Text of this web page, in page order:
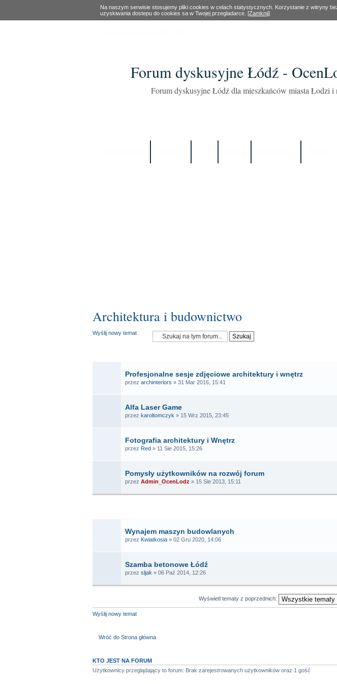
Na naszym serwisie stosujemy pliki cookies w celach statystycznych. Korzystanie z witryny
uzyskiwania dostepu do cookies sa w Twojej przegladarce. [Zamknij]
Forum dyskusyjne Łódź -
Forum dyskusyjne Łódź dla mieszkańców miasta Łodzi
Architektura i budownictwo
Wyślij nowy temat
Profesjonalne sesje zdjęciowe architektury i wnętrz
przez archinteriors » 31 Mar 2016, 15:41
Alfa Laser Game
przez karoltomczyk » 15 Wrz 2015, 23:45
Fotografia architektury i Wnętrz
przez Red » 11 Sie 2015, 15:26
Pomysły użytkowników na rozwój forum
przez Admin_OcenLodz » 15 Sie 2013, 15:11
Wynajem maszyn budowlanych
przez Kwiatkosia » 02 Gru 2020, 14:06
Szamba betonowe Łódź
przez sljak » 06 Paź 2014, 12:26
Wyświetl tematy z poprzednich:
Wyślij nowy temat
Wróć do Strona główna
KTO JEST NA FORUM
Użytkownicy przeglądający to forum: Brak zarejestrowanych użytkowników oraz 1 gość